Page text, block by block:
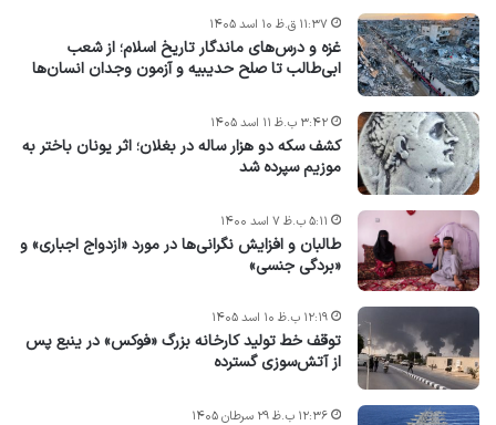
غزه و درس‌های ماندگار تاریخ اسلام؛ از شعب
ابی‌طالب تا صلح حدیبیه و آزمون وجدان انسان‌ها
۱۱:۳۷ ق.ظ ۱۰ اسد ۱۴۰۵
کشف سکه دو هزار ساله در بغلان؛ اثر یونان باختر به
موزیم سپرده شد
۳:۴۲ ب.ظ ۱۱ اسد ۱۴۰۵
طالبان و افزایش نگرانی‌ها در مورد «ازدواج اجباری» و
«بردگی جنسی»
۵:۱۱ ب.ظ ۷ اسد ۱۴۰۰
توقف خط تولید کارخانه بزرگ «فوکس» در ینبع پس
از آتش‌سوزی گسترده
۱۲:۱۹ ب.ظ ۱۰ اسد ۱۴۰۵
۱۲:۳۶ ب.ظ ۲۹ سرطان ۱۴۰۵